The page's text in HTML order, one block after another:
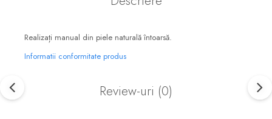
Realizați manual din piele naturală întoarsă.
Informatii conformitate produs
Review-uri (0)